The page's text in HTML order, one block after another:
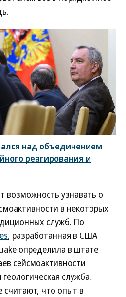
над объединением
реагирования и
узнавать о
в некоторых
служб. По
, разработанная в США
определила в штате
сейсмоактивности
служба.
считают, что опыт в